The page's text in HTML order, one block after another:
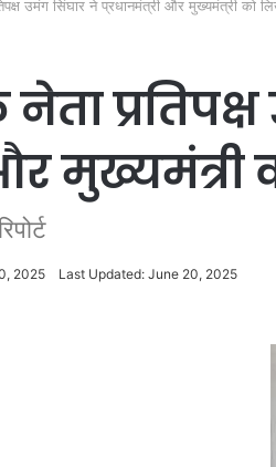
उमंग सिंघार ने प्रधानमंत्री और मुख्यमंत्री को
मुख्यमंत्री
2025 Last Updated: June 20, 2025